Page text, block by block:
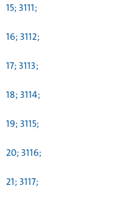
15; 3111;
16; 3112;
17; 3113;
18; 3114;
19; 3115;
20; 3116;
21; 3117;